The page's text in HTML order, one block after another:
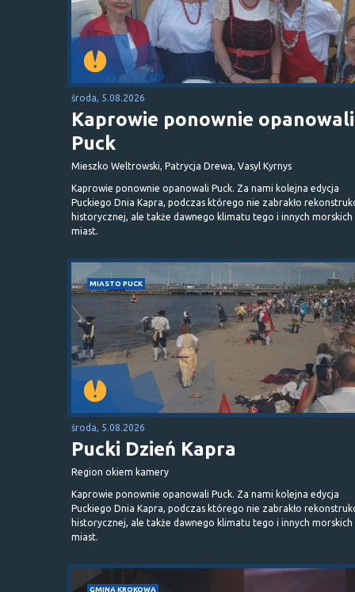
środa, 5.08.2026
Kaprowie ponownie opanowali
Puck
Mieszko Weltrowski, Patrycja Drewa, Vasyl Kyrnys
Kaprowie ponownie opanowali Puck. Za nami kolejna edycja
Puckiego Dnia Kapra, podczas którego nie zabrakło
historycznej, ale także dawnego klimatu tego i innych morskich
miast.
MIASTO PUCK
środa, 5.08.2026
Pucki Dzień Kapra
Region okiem kamery
Kaprowie ponownie opanowali Puck. Za nami kolejna edycja
Puckiego Dnia Kapra, podczas którego nie zabrakło
historycznej, ale także dawnego klimatu tego i innych morskich
miast.
GMINA KROKOWA